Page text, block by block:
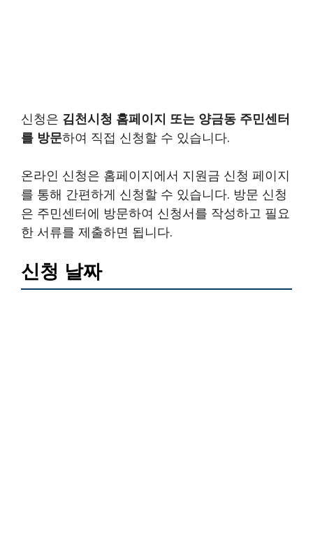
신청은 김천시청 홈페이지 또는 양금동 주민센터
를 방문하여 직접 신청할 수 있습니다.
온라인 신청은 홈페이지에서 지원금 신청 페이지
를 통해 간편하게 신청할 수 있습니다. 방문 신청
은 주민센터에 방문하여 신청서를 작성하고 필요
한 서류를 제출하면 됩니다.
신청 날짜